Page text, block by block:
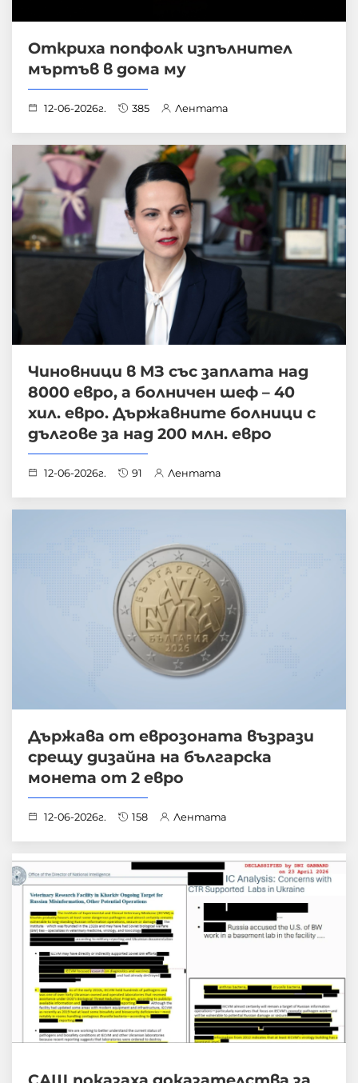
Откриха попфолк изпълнител
мъртъв в дома му
12-06-2026г. 385 Лентата
Чиновници в МЗ със заплата над
8000 евро, а болничен шеф – 40
хил. евро. Държавните болници с
дългове за над 200 млн. евро
12-06-2026г. 91 Лентата
Държава от еврозоната възрази
срещу дизайна на българска
монета от 2 евро
12-06-2026г. 158 Лентата